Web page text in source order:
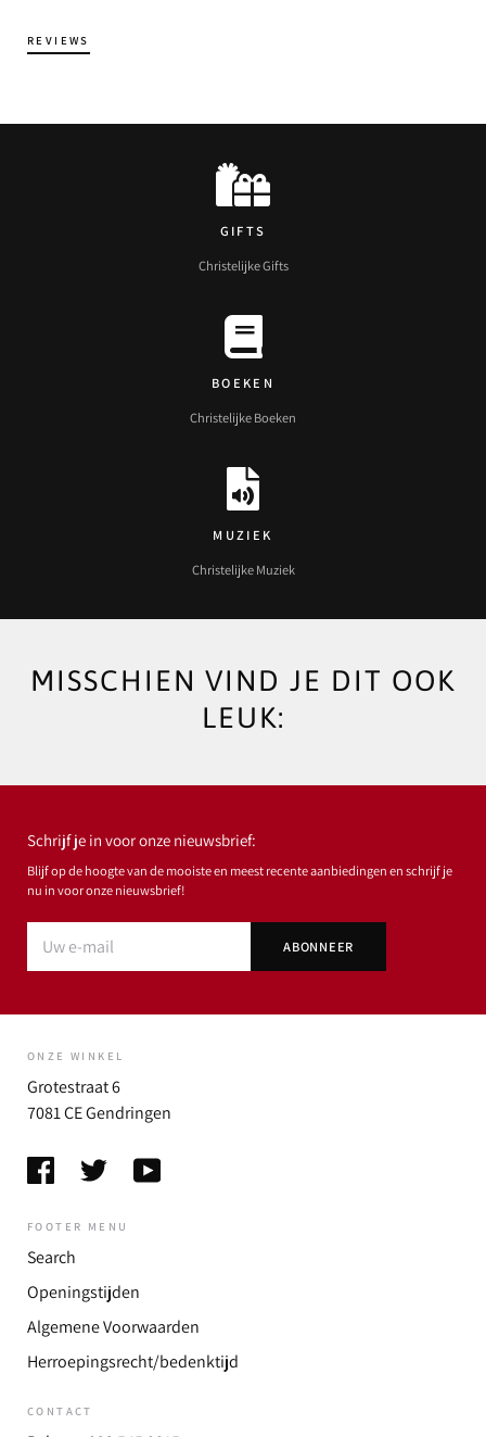
REVIEWS
GIFTS
Christelijke Gifts
BOEKEN
Christelijke Boeken
MUZIEK
Christelijke Muziek
MISSCHIEN VIND JE DIT OOK
LEUK:
Schrijf je in voor onze nieuwsbrief:
Blijf op de hoogte van de mooiste en meest recente aanbiedingen en schrijf je
nu in voor onze nieuwsbrief!
ONZE WINKEL
Grotestraat 6
7081 CE Gendringen
FOOTER MENU
Search
Openingstijden
Algemene Voorwaarden
Herroepingsrecht/bedenktijd
CONTACT